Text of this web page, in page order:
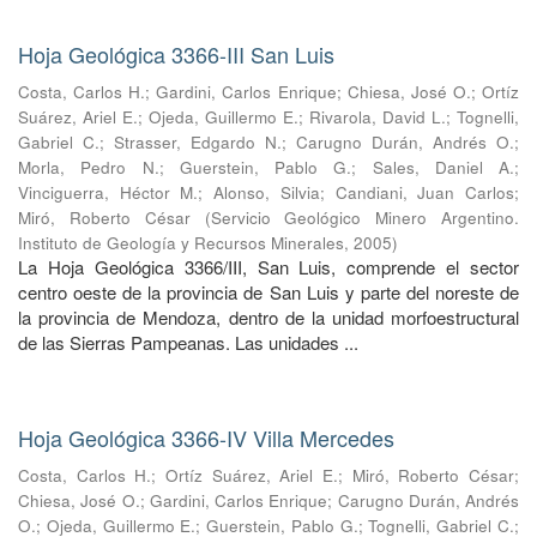
Hoja Geológica 3366-III San Luis
Costa, Carlos H.;Gardini, Carlos Enrique; Chiesa, José O.;Ortíz
Suárez, Ariel E.; Ojeda, Guillermo E.; Rivarola, David L.; Tognelli,
Gabriel C.; Strasser, Edgardo N.; Carugno Durán, Andrés O.;
Morla, Pedro N.; Guerstein, Pablo G.; Sales, Daniel A.;
Vinciguerra, Héctor M.;Alonso, Silvia; Candiani, Juan Carlos;
Miró, Roberto César
(Servicio Geológico Minero Argentino.
Instituto de Geología y Recursos Minerales, 2005)
La Hoja Geológica 3366/III, San Luis, comprende el sector
centro oeste de la provincia de San Luis y parte del noreste de
la provincia de Mendoza, dentro de la unidad morfoestructural
de las Sierras Pampeanas. Las unidades ...
Hoja Geológica 3366-IV Villa Mercedes
Costa, Carlos H.;Ortíz Suárez, Ariel E.; Miró, Roberto César;
Chiesa, José O.; Gardini, Carlos Enrique; Carugno Durán, Andrés
O.; Ojeda, Guillermo E.;Guerstein, Pablo G.;Tognelli, Gabriel C.;